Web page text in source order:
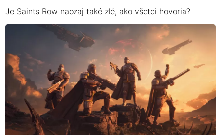
Je Saints Row naozaj také zlé, ako všetci hovoria?